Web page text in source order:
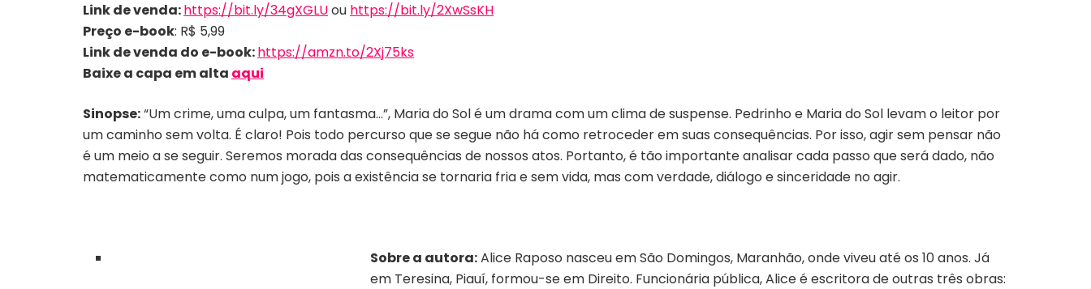
Link de venda:https://bit.ly/34gXGLUou https://bit.ly/2XwSsKH
Preço e-book: R$ 5,99
Link de venda do e-book:https://amzn.to/2Xj75ks
Baixe a capa em alta aqui
Sinopse:“Um crime, uma culpa, um fantasma…”, Maria do Sol é um drama com um clima de suspense. Pedrinho e Maria do Sol levam o leitor por
um caminho sem volta. É claro! Pois todo percurso que se segue não há como retroceder em suas consequências. Por isso, agir sem pensar não
é um meio a se seguir. Seremos morada das consequências de nossos atos. Portanto, é tão importante analisar cada passo que será dado, não
matematicamente como num jogo, pois a existência se tornaria fria e sem vida, mas com verdade, diálogo e sinceridade no agir.
Sobre a autora:Alice Raposo nasceu em São Domingos, Maranhão, onde viveu até os 10 anos. Já
em Teresina, Piauí, formou-se em Direito. Funcionária pública, Alice é escritora de outras três obras: